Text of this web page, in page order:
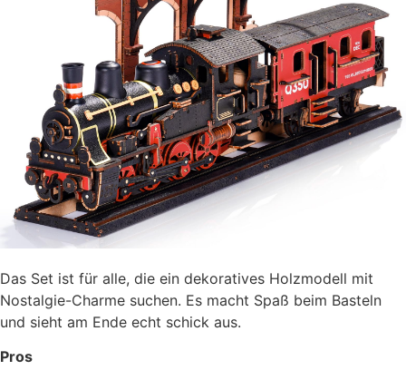
Das Set ist für alle, die ein dekoratives Holzmodell mit
Nostalgie-Charme suchen. Es macht Spaß beim Basteln
und sieht am Ende echt schick aus.
Pros